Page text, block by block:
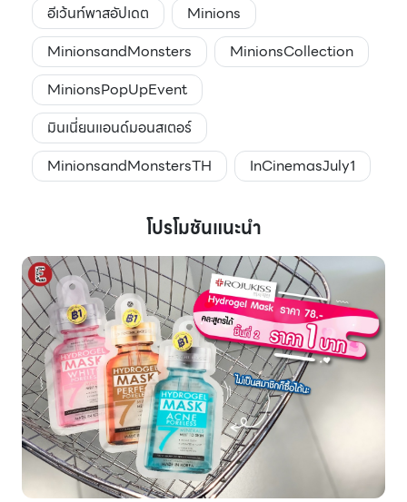
อีเว้นท์พาสอัปเดต
Minions
MinionsandMonsters
MinionsCollection
MinionsPopUpEvent
มินเนี่ยนแอนด์มอนสเตอร์
MinionsandMonstersTH
InCinemasJuly1
โปรโมชันแนะนำ